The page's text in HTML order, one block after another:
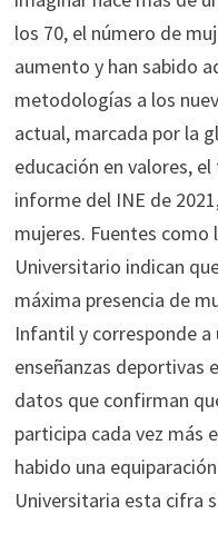
los 70, el número de
aumento y han sabido
metodologías a los
actual, marcada por la
educación en valores,
informe del INE de
mujeres. Fuentes como
Universitario indican
máxima presencia de
Infantil y corresponde a
enseñanzas deportivas
datos que confirman
participa cada vez más
habido una
Universitaria esta cifra